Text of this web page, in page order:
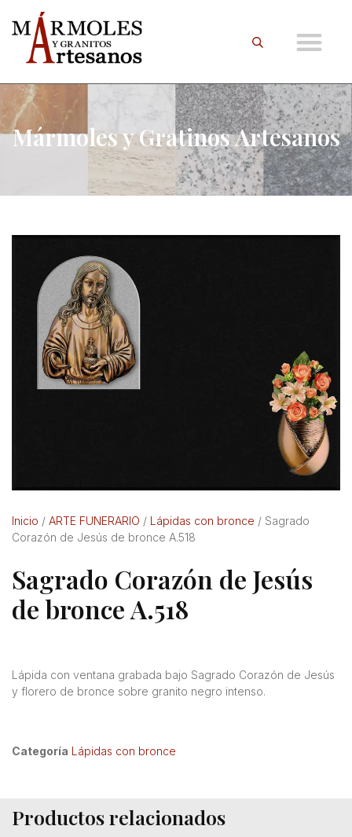
Mármoles y Gratinos Artesanos
Inicio / ARTE FUNERARIO / Lápidas con bronce / Sagrado
Corazón de Jesús de bronce A.518
Sagrado Corazón de Jesús
de bronce A.518
Lápida con ventana grabada bajo Sagrado Corazón de Jesús
y florero de bronce sobre granito negro intenso.
Categoría Lápidas con bronce
Productos relacionados